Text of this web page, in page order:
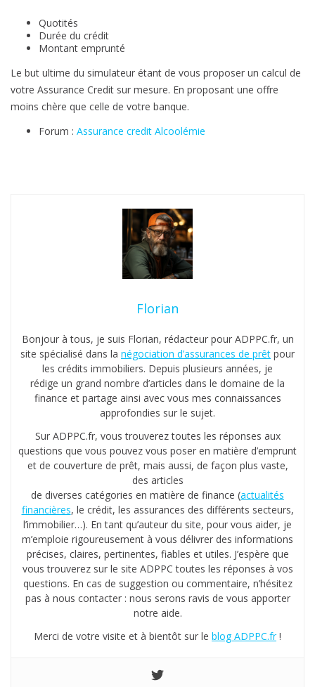
Quotités
Durée du crédit
Montant emprunté
Le but ultime du simulateur étant de vous proposer un calcul de
votre Assurance Credit sur mesure. En proposant une offre
moins chère que celle de votre banque.
Forum : Assurance credit Alcoolémie
Florian
Bonjour à tous, je suis Florian, rédacteur pour ADPPC.fr, un
site spécialisé dans la négociation d’assurances de prêt pour
les crédits immobiliers. Depuis plusieurs années, je
rédige un grand nombre d’articles dans le domaine de la
finance et partage ainsi avec vous mes connaissances
approfondies sur le sujet.
Sur ADPPC.fr, vous trouverez toutes les réponses aux
questions que vous pouvez vous poser en matière d’emprunt
et de couverture de prêt, mais aussi, de façon plus vaste,
des articles
de diverses catégories en matière de finance (actualités
financières, le crédit, les assurances des différents secteurs,
l’immobilier…). En tant qu’auteur du site, pour vous aider, je
m’emploie rigoureusement à vous délivrer des informations
précises, claires, pertinentes, fiables et utiles. J’espère que
vous trouverez sur le site ADPPC toutes les réponses à vos
questions. En cas de suggestion ou commentaire, n’hésitez
pas à nous contacter : nous serons ravis de vous apporter
notre aide.
Merci de votre visite et à bientôt sur le blog ADPPC.fr!